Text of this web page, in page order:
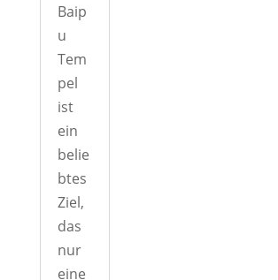
Baip
u
Tem
pel
ist
ein
belie
btes
Ziel,
das
nur
eine